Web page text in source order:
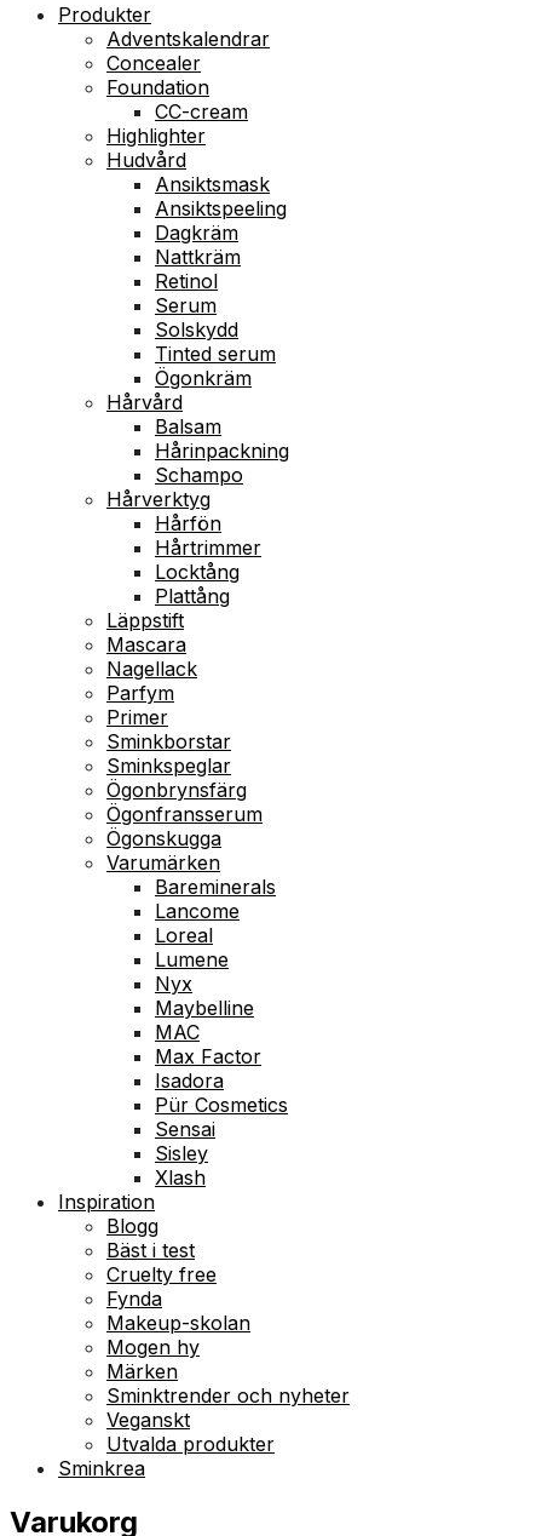
Produkter
Adventskalendrar
Concealer
Foundation
CC-cream
Highlighter
Hudvård
Ansiktsmask
Ansiktspeeling
Dagkräm
Nattkräm
Retinol
Serum
Solskydd
Tinted serum
Ögonkräm
Hårvård
Balsam
Hårinpackning
Schampo
Hårverktyg
Hårfön
Hårtrimmer
Locktång
Plattång
Läppstift
Mascara
Nagellack
Parfym
Primer
Sminkborstar
Sminkspeglar
Ögonbrynsfärg
Ögonfransserum
Ögonskugga
Varumärken
Bareminerals
Lancome
Loreal
Lumene
Nyx
Maybelline
MAC
Max Factor
Isadora
Pür Cosmetics
Sensai
Sisley
Xlash
Inspiration
Blogg
Bäst i test
Cruelty free
Fynda
Makeup-skolan
Mogen hy
Märken
Sminktrender och nyheter
Veganskt
Utvalda produkter
Sminkrea
Varukorg